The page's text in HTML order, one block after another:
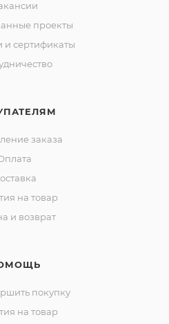
проекты
и сертификаты
заказа
на товар
и возврат
покупку
на товар